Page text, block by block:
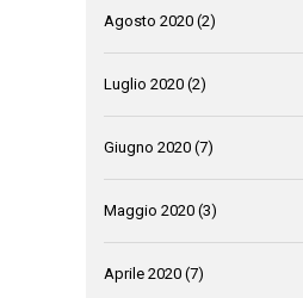
Agosto 2020 (2)
Luglio 2020 (2)
Giugno 2020 (7)
Maggio 2020 (3)
Aprile 2020 (7)